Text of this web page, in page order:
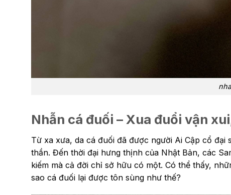
Nhẫn cá đuối – Xua đuổi vận
Từ xa xưa, da cá đuối đã được người Ai Cập cổ
thần. Đến thời đại hưng thịnh của Nhật Bản, các
kiếm mà cả đời chỉ sở hữu có một. Có thể thấy,
sao cá đuối lại được tôn sùng như thế?